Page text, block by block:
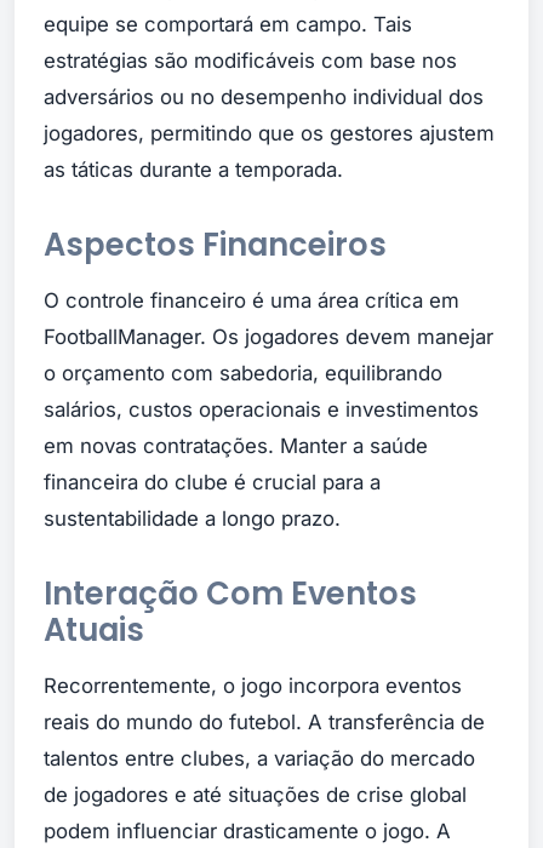
equipe se comportará em campo. Tais
estratégias são modificáveis com base nos
adversários ou no desempenho individual dos
jogadores, permitindo que os gestores ajustem
as táticas durante a temporada.
Aspectos Financeiros
O controle financeiro é uma área crítica em
FootballManager. Os jogadores devem manejar
o orçamento com sabedoria, equilibrando
salários, custos operacionais e investimentos
em novas contratações. Manter a saúde
financeira do clube é crucial para a
sustentabilidade a longo prazo.
Interação Com Eventos
Atuais
Recorrentemente, o jogo incorpora eventos
reais do mundo do futebol. A transferência de
talentos entre clubes, a variação do mercado
de jogadores e até situações de crise global
podem influenciar drasticamente o jogo. A